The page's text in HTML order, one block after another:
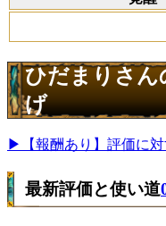
ひだまりさん
げ
▶【報酬あり】評価に
最新評価と使い道